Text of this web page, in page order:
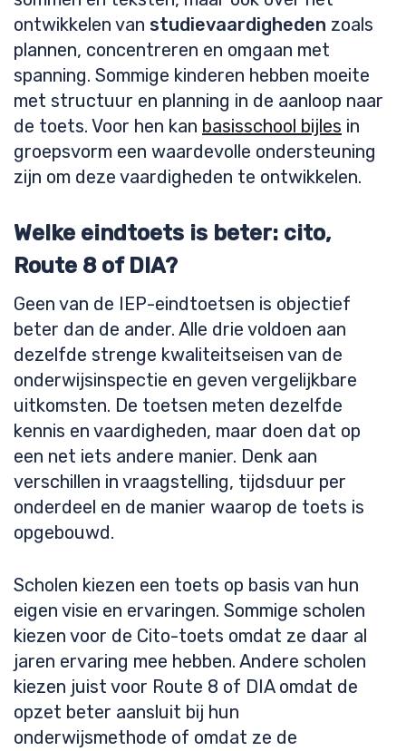
ontwikkelen van studievaardigheden zoals
plannen, concentreren en omgaan met
spanning. Sommige kinderen hebben moeite
met structuur en planning in de aanloop naar
de toets. Voor hen kan basisschool bijles in
groepsvorm een waardevolle ondersteuning
zijn om deze vaardigheden te ontwikkelen.
Welke eindtoets is beter: cito,
Route 8 of DIA?
Geen van de IEP-eindtoetsen is objectief
beter dan de ander. Alle drie voldoen aan
dezelfde strenge kwaliteitseisen van de
onderwijsinspectie en geven vergelijkbare
uitkomsten. De toetsen meten dezelfde
kennis en vaardigheden, maar doen dat op
een net iets andere manier. Denk aan
verschillen in vraagstelling, tijdsduur per
onderdeel en de manier waarop de toets is
opgebouwd.
Scholen kiezen een toets op basis van hun
eigen visie en ervaringen. Sommige scholen
kiezen voor de Cito-toets omdat ze daar al
jaren ervaring mee hebben. Andere scholen
kiezen juist voor Route 8 of DIA omdat de
opzet beter aansluit bij hun
onderwijsmethode of omdat ze de